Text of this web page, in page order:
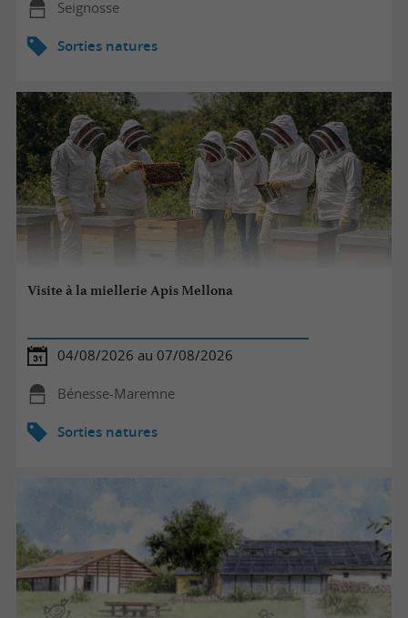
Seignosse
Sorties natures
Visite à la miellerie Apis Mellona
04/08/2026 au 07/08/2026
Bénesse-Maremne
Sorties natures